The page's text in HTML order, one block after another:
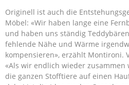
Originell ist auch die
Möbel: «Wir haben lange eine
und haben uns ständig
fehlende Nähe und Wärme
kompensieren», erzählt Montironi.
«Als wir endlich wieder zusammen
die ganzen Stofftiere auf einen